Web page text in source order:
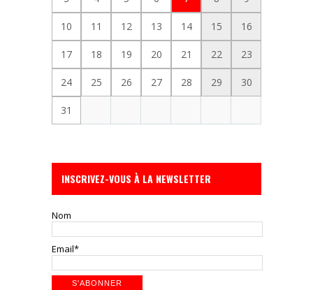
10 11 12 13 14 15 16
17 18 19 20 21 22 23
24 25 26 27 28 29 30
31
INSCRIVEZ-VOUS À LA NEWSLETTER
Nom
Email*